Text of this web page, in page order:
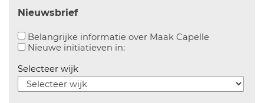
Nieuwsbrief
Belangrijke informatie over Maak CapelleAanvinken
Nieuwe initiatieven in:Aanvinken om informatie over
Selecteer wijk